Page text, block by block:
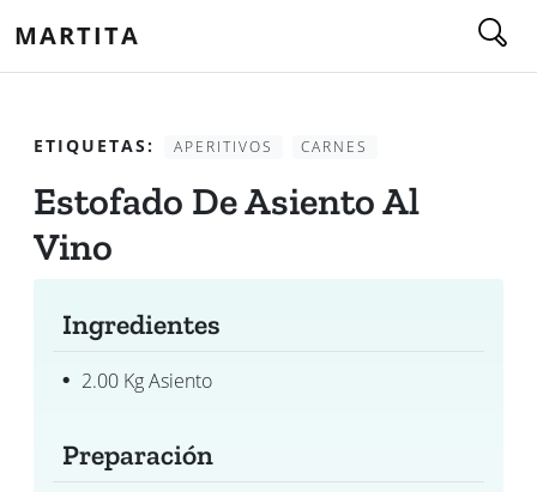
MARTITA
ETIQUETAS: APERITIVOS CARNES
Estofado De Asiento Al
Vino
Ingredientes
2.00 Kg Asiento
Preparación